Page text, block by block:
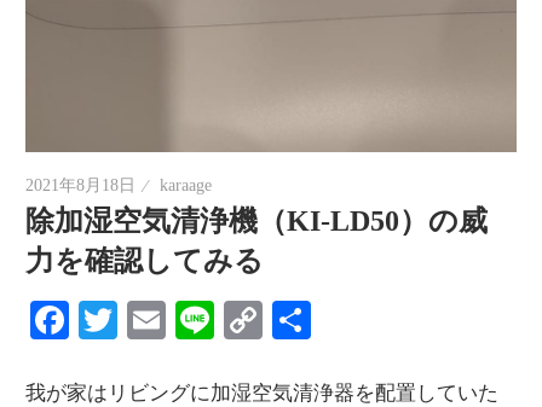
2021年8月18日 karaage
除加湿空気清浄機（KI-LD50）の威
力を確認してみる
Facebook
Twitter
EmailLineCopy
我が家はリビングに加湿空気清浄器を配置していた